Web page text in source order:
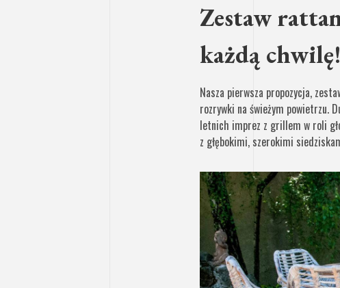
Zestaw
każdą chwilę!
Nasza pierwsza propozycja,
rozrywki na świeżym powietrzu.
letnich imprez z grillem w roli
z głębokimi, szerokimi